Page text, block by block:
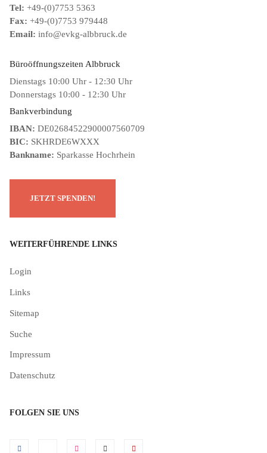
Tel: +49-(0)7753 5363
Fax: +49-(0)7753 979448
Email: info@evkg-albbruck.de
Büroöffnungszeiten Albbruck
Dienstags 10:00 Uhr - 12:30 Uhr
Donnerstags 10:00 - 12:30 Uhr
Bankverbindung
IBAN: DE02684522900007560709
BIC: SKHRDE6WXXX
Bankname: Sparkasse Hochrhein
WEITERFÜHRENDE LINKS
Login
Links
Sitemap
Suche
Impressum
Datenschutz
FOLGEN SIE UNS